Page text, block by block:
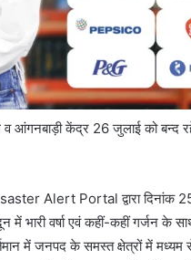
व आंगनबाड़ी केंद्र 26 जुलाई को बन्द
Alert Portal द्वारा दिनांक
भारी वर्षा एवं कहीं-कहीं गर्जन के
में जनपद के समस्त क्षेत्रों में मध्यम से